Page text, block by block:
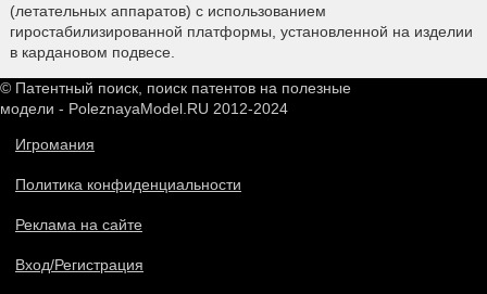
(летательных аппаратов) с использованием
гиростабилизированной платформы, установленной на изделии
в кардановом подвесе.
© Патентный поиск, поиск патентов на полезные
модели - PoleznayaModel.RU 2012-2024
Игромания
Политика конфиденциальности
Реклама на сайте
Вход/Регистрация